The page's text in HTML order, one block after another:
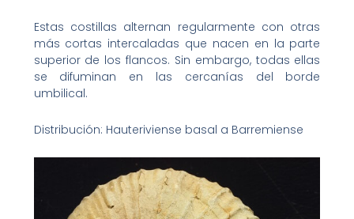
Estas costillas alternan regularmente con otras
más cortas intercaladas que nacen en la parte
superior de los flancos. Sin embargo, todas ellas
se difuminan en las cercanías del borde
umbilical.
Distribución: Hauteriviense basal a Barremiense